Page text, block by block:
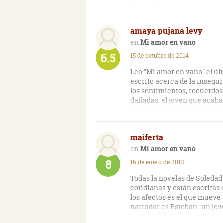
de nuestras emociones, y
sobresaltadas por la culpa,
La novela languidece sobre
retraimientos, de silencios,
el paladar.
amaya pujana levy
Mi amor en vano
6.5 15 de octubre de 2014
Leo "Mi amor en vano" el
escrito acerca de la
los sentimientos,
dañadas: el joven que
pequeña sociedad guiado
y modelo que
acude al Centro de
una impecable puntuación,
las emociones sepultadas
hondas reflexiones acerca
madurez, la ambición, el
cotidianeidad en esta obra
opinión de la autora acerca
decir a uno de sus
maiferta
Mi amor en vano
8 16 de enero de 2013
Todas la novelas de
cotidianas y están escritas
los afectos es el que
narrador es Esteban -un
principal de la historia